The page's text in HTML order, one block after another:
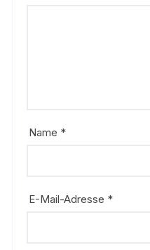
Name *
E-Mail-Adresse *